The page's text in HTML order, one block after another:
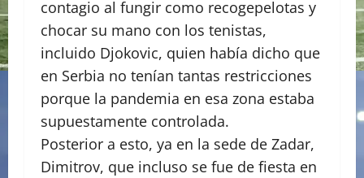
contagio al fungir como recogepelotas y
chocar su mano con los tenistas,
incluido Djokovic, quien había dicho que
en Serbia no tenían tantas restricciones
porque la pandemia en esa zona estaba
supuestamente controlada.
Posterior a esto, ya en la sede de Zadar,
Dimitrov, que incluso se fue de fiesta en